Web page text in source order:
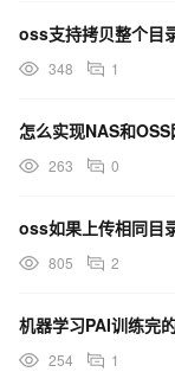
oss支持拷贝整个目
348 1
怎么实现NAS和
263 0
oss如果上传相同目
805 2
254 1